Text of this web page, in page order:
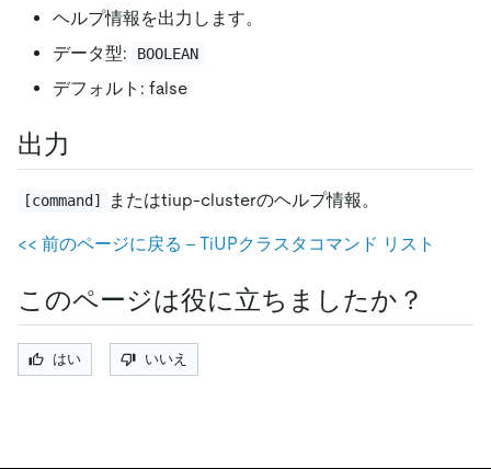
ヘルプ情報を出力します。
データ型:
BOOLEAN
デフォルト: false
出力
[command] またはtiup-clusterのヘルプ情報。
<< 前のページに戻る - TiUPクラスタコマンド リスト
このページは役に立ちましたか？
はい いいえ